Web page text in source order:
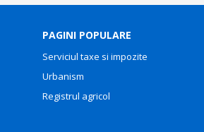
PAGINI POPULARE
Serviciul taxe si impozite
Urbanism
Registrul agricol